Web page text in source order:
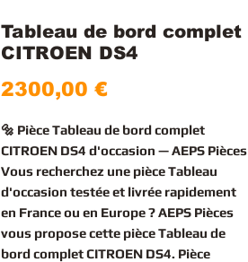
Tableau de bord complet
CITROEN DS4
2300,00 €Price
🔩 Pièce Tableau de bord complet
CITROEN DS4 d'occasion — AEPS Pièces
Vous recherchez une pièce Tableau
d'occasion testée et livrée rapidement
en France ou en Europe ? AEPS Pièces
vous propose cette pièce Tableau de
bord complet CITROEN DS4. Pièce